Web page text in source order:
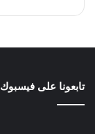
تابعونا على فيسبوك